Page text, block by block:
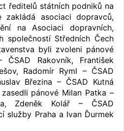
ředitelů státních podniků na
zakládá asociaci dopravců,
na Asociaci dopravních,
společností Středních Čech
byli zvoleni pánové
ČSAD Rakovník, František
Radomír Ryml – ČSAD
Březina – ČSAD Kutná
pánové Milan Patka –
Zdeněk Kolář – ČSAD
služby Praha a Ivan Ďurmek